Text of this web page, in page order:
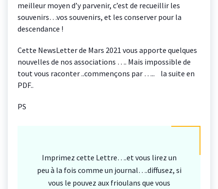
meilleur moyen d’y parvenir, c’est de recueillir les
souvenirs…vos souvenirs, et les conserver pour la
descendance !
Cette NewsLetter de Mars 2021 vous apporte quelques
nouvelles de nos associations …. Mais impossible de
tout vous raconter ..commençons par ….. la suite en
PDF..
PS
Imprimez cette Lettre….et vous lirez un
peu à la fois comme un journal….diffusez, si
vous le pouvez aux frioulans que vous